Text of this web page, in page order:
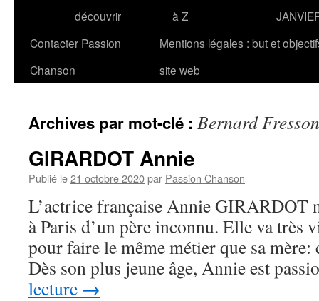
découvrir
à Z
Contacter Passion
Chanson
Mentions légales : but et
site web
Archives par mot-clé : Bernard Fresson
GIRARDOT Annie
Publié le21 octobre 2020par Passion Chanson
L’actrice française Annie GIRARDOT
à Paris d’un père inconnu. Elle va très
pour faire le même métier que sa mère:
Dès son plus jeune âge, Annie est
lecture →